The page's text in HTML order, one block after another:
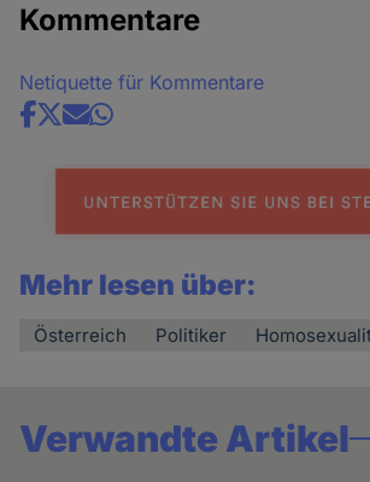
Kommentare
Netiquette für Kommentare
Share
news
Mehr lesen über:
Österreich Politiker
Verwandte Artikel